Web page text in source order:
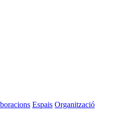
Espais Organització